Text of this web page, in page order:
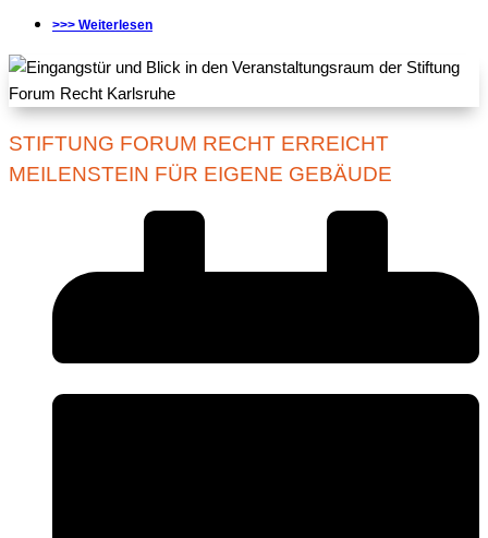
>>> Weiterlesen
STIFTUNG FORUM RECHT ERREICHT
MEILENSTEIN FÜR EIGENE GEBÄUDE